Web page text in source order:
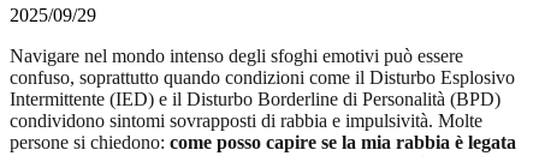
2025/09/29
Navigare nel mondo intenso degli sfoghi emotivi può essere
confuso, soprattutto quando condizioni come il Disturbo Esplosivo
Intermittente (IED) e il Disturbo Borderline di Personalità (BPD)
condividono sintomi sovrapposti di rabbia e impulsività. Molte
persone si chiedono: come posso capire se la mia rabbia è legata